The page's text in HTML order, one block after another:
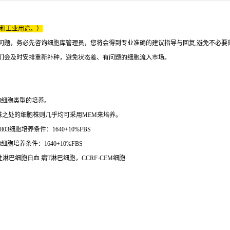
工业用途。）
，务必先咨询细胞库管理员，您将会得到专业准确的建议指导与回复,避免不必要
及时安排重新补种，避免状态差、有问题的细胞流入市场。
胞类型的培养。
处的细胞株则几乎均可采用MEM来培养。
细胞培养条件：1640+10%FBS
胞培养条件：1640+10%FBS
巴细胞白血 病T淋巴细胞，CCRF-CEM细胞